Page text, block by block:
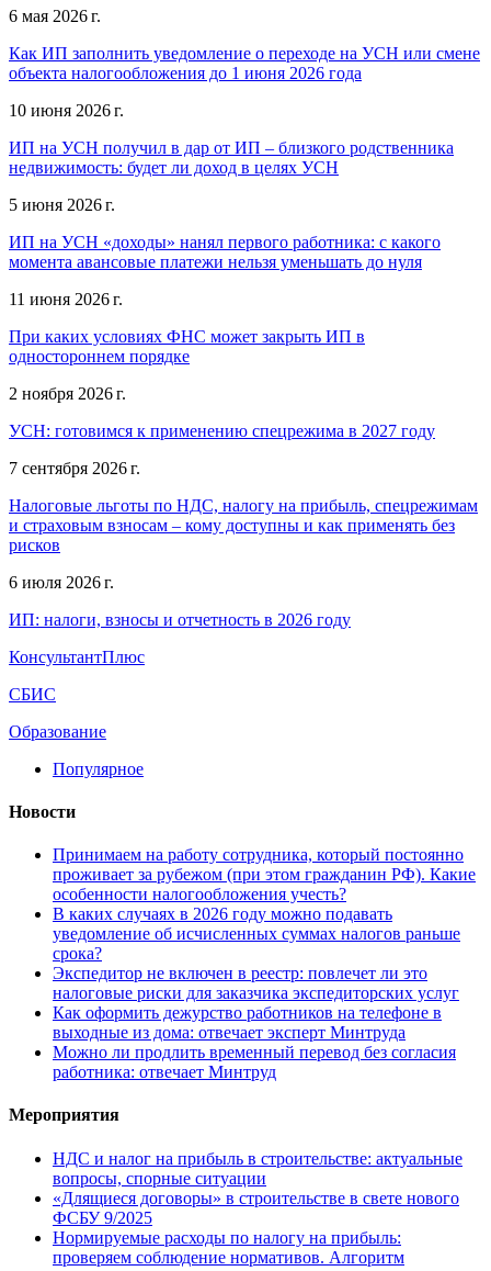
6 мая 2026 г.
Как ИП заполнить уведомление о переходе на УСН или смене
объекта налогообложения до 1 июня 2026 года
10 июня 2026 г.
ИП на УСН получил в дар от ИП – близкого родственника
недвижимость: будет ли доход в целях УСН
5 июня 2026 г.
ИП на УСН «доходы» нанял первого работника: с какого
момента авансовые платежи нельзя уменьшать до нуля
11 июня 2026 г.
При каких условиях ФНС может закрыть ИП в
одностороннем порядке
2 ноября 2026 г.
УСН: готовимся к применению спецрежима в 2027 году
7 сентября 2026 г.
Налоговые льготы по НДС, налогу на прибыль, спецрежимам
и страховым взносам – кому доступны и как применять без
рисков
6 июля 2026 г.
ИП: налоги, взносы и отчетность в 2026 году
КонсультантПлюс
СБИС
Образование
Популярное
Новости
Принимаем на работу сотрудника, который постоянно
проживает за рубежом (при этом гражданин РФ). Какие
особенности налогообложения учесть?
В каких случаях в 2026 году можно подавать
уведомление об исчисленных суммах налогов раньше
срока?
Экспедитор не включен в реестр: повлечет ли это
налоговые риски для заказчика экспедиторских услуг
Как оформить дежурство работников на телефоне в
выходные из дома: отвечает эксперт Минтруда
Можно ли продлить временный перевод без согласия
работника: отвечает Минтруд
Мероприятия
НДС и налог на прибыль в строительстве: актуальные
вопросы, спорные ситуации
«Длящиеся договоры» в строительстве в свете нового
ФСБУ 9/2025
Нормируемые расходы по налогу на прибыль:
проверяем соблюдение нормативов. Алгоритм